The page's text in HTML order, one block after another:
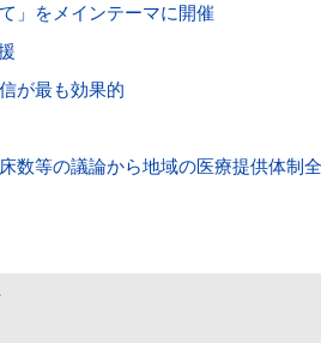
」をメインテーマに開催
が最も効果的
数等の議論から地域の医療提供体制